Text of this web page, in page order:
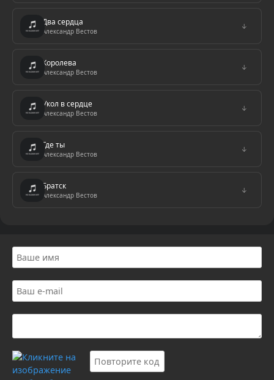
Два сердца
Александр Вестов
↓
Королева
Александр Вестов
↓
Укол в сердце
Александр Вестов
↓
Где ты
Александр Вестов
↓
Братск
Александр Вестов
↓